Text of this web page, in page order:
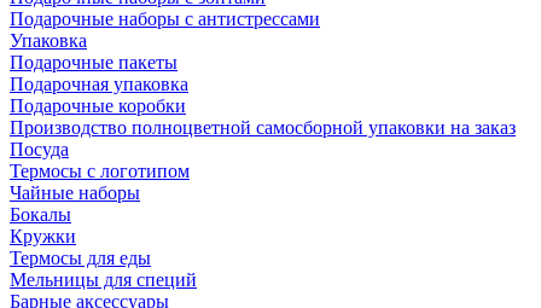
Подарочные наборы с антистрессами
Упаковка
Подарочные пакеты
Подарочная упаковка
Подарочные коробки
Производство полноцветной самосборной упаковки на заказ
Посуда
Термосы с логотипом
Чайные наборы
Бокалы
Кружки
Термосы для еды
Мельницы для специй
Барные аксессуары